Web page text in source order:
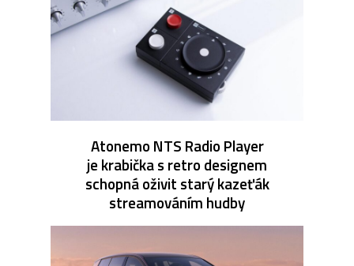
Atonemo NTS Radio Player
je krabička s retro designem
schopná oživit starý kazeťák
streamováním hudby